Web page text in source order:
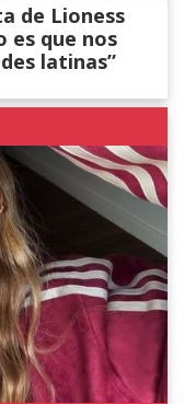
de Lioness
es que nos
latinas”